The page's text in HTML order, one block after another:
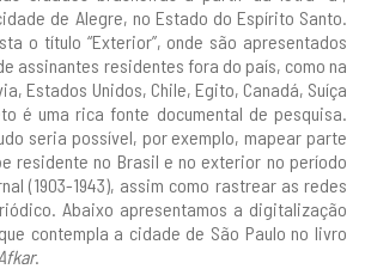
de Alegre, no Estado do Espírito Santo.
o título “Exterior”, onde são apresentados
assinantes residentes fora do país, como na
Estados Unidos, Chile, Egito, Canadá, Suíça
é uma rica fonte documental de pesquisa.
seria possível, por exemplo, mapear parte
residente no Brasil e no exterior no período
(1903-1943), assim como rastrear as redes
Abaixo apresentamos a digitalização
contempla a cidade de São Paulo no livro
.